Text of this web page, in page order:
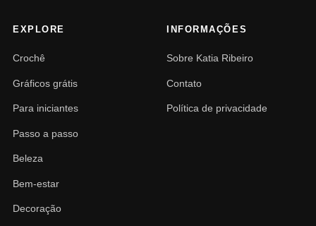
EXPLORE
Crochê
Gráficos grátis
Para iniciantes
Passo a passo
Beleza
Bem-estar
Decoração
INFORMAÇÕES
Sobre Katia Ribeiro
Contato
Política de privacidade